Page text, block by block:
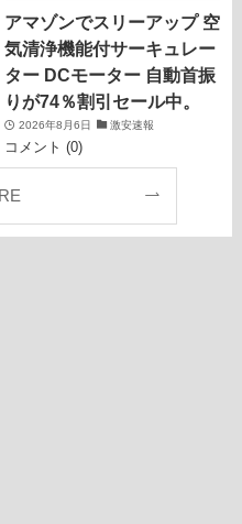
アマゾンでスリーアップ 空
気清浄機能付サーキュレー
ター DCモーター 自動首振
りが74％割引セール中。
2026年8月6日 激安速報
コメント (0)